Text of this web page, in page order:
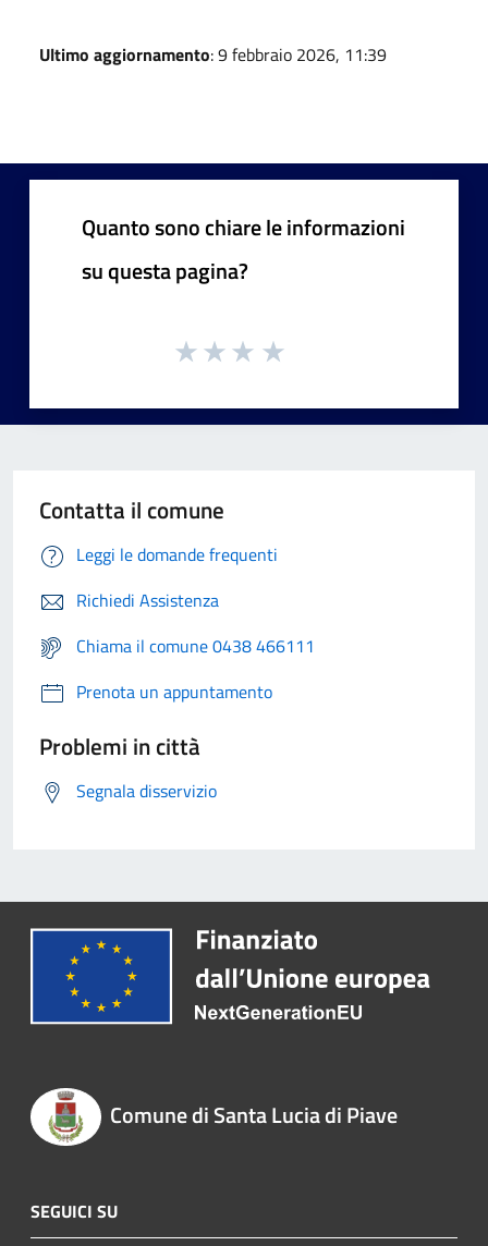
Ultimo aggiornamento: 9 febbraio 2026, 11:39
Quanto sono chiare le informazioni
su questa pagina?
Contatta il comune
Leggi le domande frequenti
Richiedi Assistenza
Chiama il comune 0438 466111
Prenota un appuntamento
Problemi in città
Segnala disservizio
Comune di Santa Lucia di Piave
SEGUICI SU